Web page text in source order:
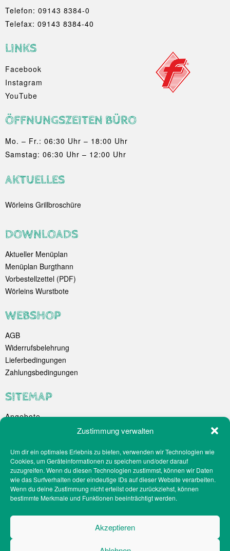
Zustimmung verwalten
Um dir ein optimales Erlebnis zu bieten, verwenden wir Technologien wie
Cookies, um Geräteinformationen zu speichern und/oder darauf
zuzugreifen. Wenn du diesen Technologien zustimmst, können wir Daten
wie das Surfverhalten oder eindeutige IDs auf dieser Website verarbeiten.
Wenn du deine Zustimmung nicht erteilst oder zurückziehst, können
bestimmte Merkmale und Funktionen beeinträchtigt werden.
Akzeptieren
Telefon: 09143 8384-0
Telefax: 09143 8384-40
LINKS
Facebook
Instagram
YouTube
ÖFFNUNGSZEITEN BÜRO
Mo. – Fr.: 06:30 Uhr – 18:00 Uhr
Samstag: 06:30 Uhr – 12:00 Uhr
AKTUELLES
Wörleins Grillbroschüre
DOWNLOADS
Aktueller Menüplan
Menüplan Burgthann
Vorbestellzettel (PDF)
Wörleins Wurstbote
WEBSHOP
AGB
Widerrufsbelehrung
Lieferbedingungen
Zahlungsbedingungen
SITEMAP
Angebote
Catering
Webshop
Filialen
Kontakt
Teilnahmebedingungen Gewinnspiel
Impressum
Social-Media-Datenschutz